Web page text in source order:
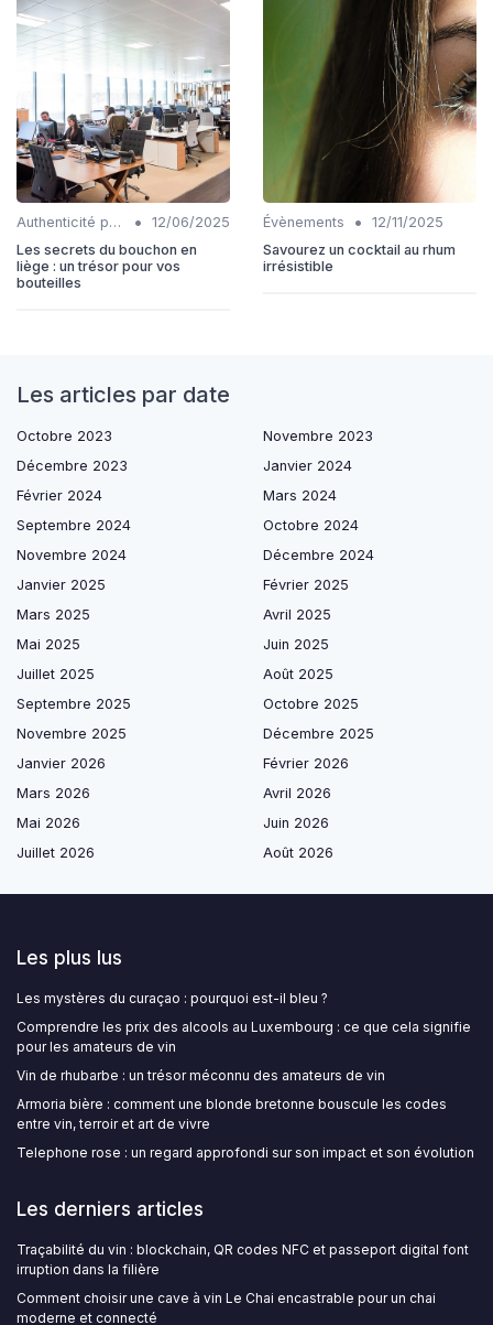
Authenticité produits •
12/06/2025
Les secrets du bouchon en
liège : un trésor pour vos
bouteilles
Évènements •
12/11/2025
Savourez un cocktail au rhum
irrésistible
Les articles par date
Octobre 2023
Novembre 2023
Décembre 2023
Janvier 2024
Février 2024
Mars 2024
Septembre 2024
Octobre 2024
Novembre 2024
Décembre 2024
Janvier 2025
Février 2025
Mars 2025
Avril 2025
Mai 2025
Juin 2025
Juillet 2025
Août 2025
Septembre 2025
Octobre 2025
Novembre 2025
Décembre 2025
Janvier 2026
Février 2026
Mars 2026
Avril 2026
Mai 2026
Juin 2026
Juillet 2026
Août 2026
Les plus lus
Les mystères du curaçao : pourquoi est-il bleu ?
Comprendre les prix des alcools au Luxembourg : ce que cela signifie
pour les amateurs de vin
Vin de rhubarbe : un trésor méconnu des amateurs de vin
Armoria bière : comment une blonde bretonne bouscule les codes
entre vin, terroir et art de vivre
Telephone rose : un regard approfondi sur son impact et son évolution
Les derniers articles
Traçabilité du vin : blockchain, QR codes NFC et passeport digital font
irruption dans la filière
Comment choisir une cave à vin Le Chai encastrable pour un chai
moderne et connecté